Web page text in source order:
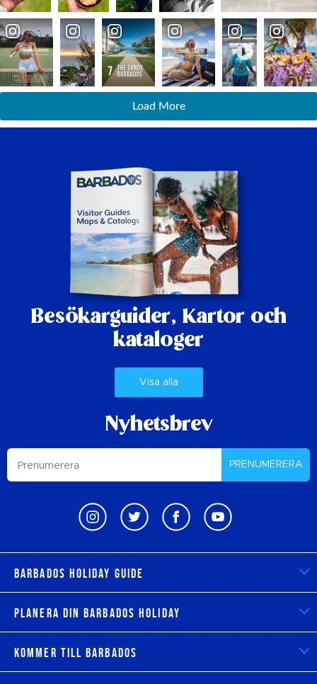
Load More
Besökarguider, Kartor och
kataloger
Visa alla
Nyhetsbrev
PRENUMERERA
Barbados Holiday Guide
Planera din Barbados Holiday
Kommer till Barbados